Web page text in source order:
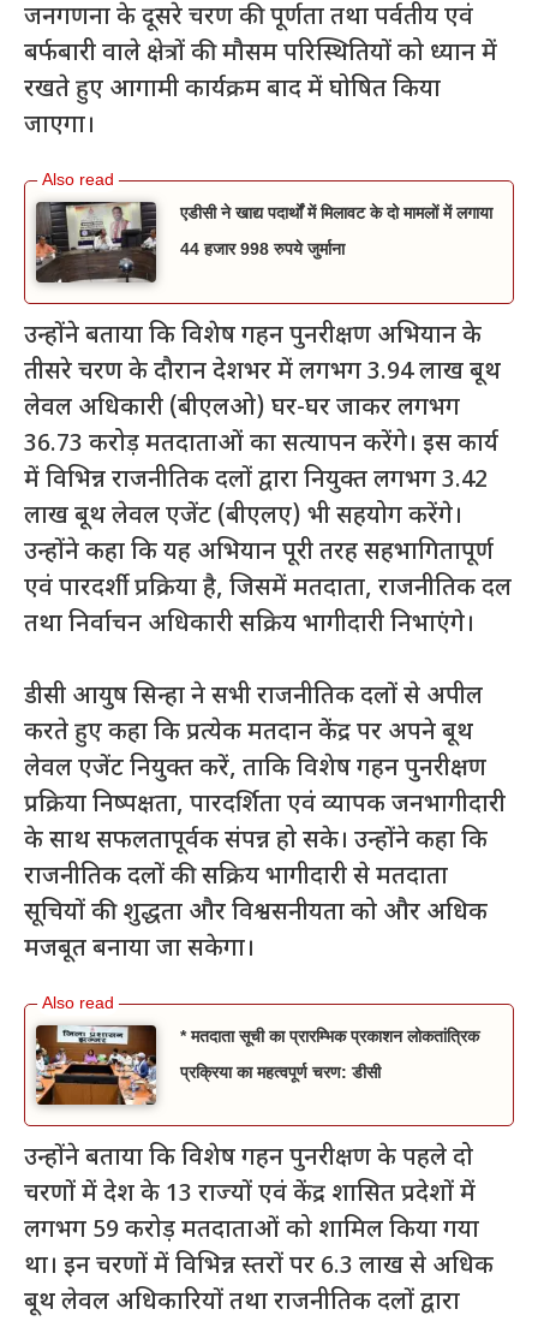
जनगणना के दूसरे चरण की पूर्णता तथा पर्वतीय एवं
बर्फबारी वाले क्षेत्रों की मौसम परिस्थितियों को ध्यान में
रखते हुए आगामी कार्यक्रम बाद में घोषित किया
जाएगा।
एडीसी ने खाद्य पदार्थों में मिलावट के दो मामलों में लगाया
44 हजार 998 रुपये जुर्माना
उन्होंने बताया कि विशेष गहन पुनरीक्षण अभियान के
तीसरे चरण के दौरान देशभर में लगभग 3.94 लाख बूथ
लेवल अधिकारी (बीएलओ) घर-घर जाकर लगभग
36.73 करोड़ मतदाताओं का सत्यापन करेंगे। इस कार्य
में विभिन्न राजनीतिक दलों द्वारा नियुक्त लगभग 3.42
लाख बूथ लेवल एजेंट (बीएलए) भी सहयोग करेंगे।
उन्होंने कहा कि यह अभियान पूरी तरह सहभागितापूर्ण
एवं पारदर्शी प्रक्रिया है, जिसमें मतदाता, राजनीतिक दल
तथा निर्वाचन अधिकारी सक्रिय भागीदारी निभाएंगे।
डीसी आयुष सिन्हा ने सभी राजनीतिक दलों से अपील
करते हुए कहा कि प्रत्येक मतदान केंद्र पर अपने बूथ
लेवल एजेंट नियुक्त करें, ताकि विशेष गहन पुनरीक्षण
प्रक्रिया निष्पक्षता, पारदर्शिता एवं व्यापक जनभागीदारी
के साथ सफलतापूर्वक संपन्न हो सके। उन्होंने कहा कि
राजनीतिक दलों की सक्रिय भागीदारी से मतदाता
सूचियों की शुद्धता और विश्वसनीयता को और अधिक
मजबूत बनाया जा सकेगा।
* मतदाता सूची का प्रारम्भिक प्रकाशन लोकतांत्रिक
प्रक्रिया का महत्वपूर्ण चरण: डीसी
उन्होंने बताया कि विशेष गहन पुनरीक्षण के पहले दो
चरणों में देश के 13 राज्यों एवं केंद्र शासित प्रदेशों में
लगभग 59 करोड़ मतदाताओं को शामिल किया गया
था। इन चरणों में विभिन्न स्तरों पर 6.3 लाख से अधिक
बूथ लेवल अधिकारियों तथा राजनीतिक दलों द्वारा